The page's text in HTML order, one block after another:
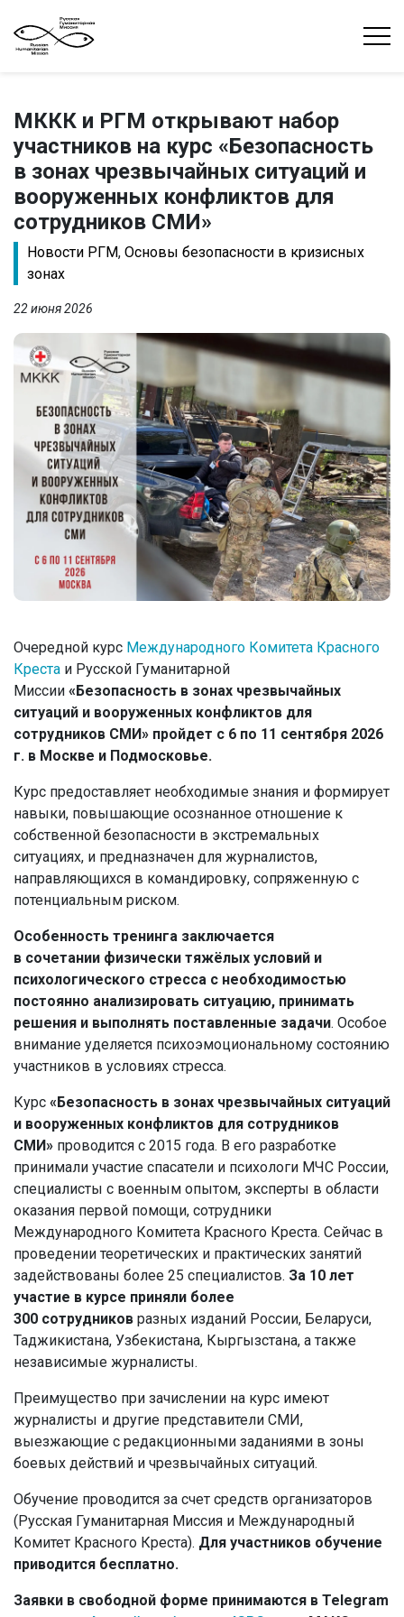
МККК и РГМ открывают набор
участников на курс «Безопасность
в зонах чрезвычайных ситуаций и
вооруженных конфликтов для
сотрудников СМИ»
Новости РГМ, Основы безопасности в кризисных
зонах
22 июня 2026
Очередной курс Международного Комитета Красного
Креста и Русской Гуманитарной
Миссии «Безопасность в зонах чрезвычайных
ситуаций и вооруженных конфликтов для
сотрудников СМИ» пройдет с 6 по 11 сентября 2026
г. в Москве и Подмосковье.
Курс предоставляет необходимые знания и формирует
навыки, повышающие осознанное отношение к
собственной безопасности в экстремальных
ситуациях, и предназначен для журналистов,
направляющихся в командировку, сопряженную с
потенциальным риском.
Особенность тренинга заключается
в сочетании физически тяжёлых условий и
психологического стресса с необходимостью
постоянно анализировать ситуацию, принимать
решения и выполнять поставленные задачи. Особое
внимание уделяется психоэмоциональному состоянию
участников в условиях стресса.
Курс «Безопасность в зонах чрезвычайных ситуаций
и вооруженных конфликтов для сотрудников
СМИ» проводится с 2015 года. В его разработке
принимали участие спасатели и психологи МЧС России,
специалисты с военным опытом, эксперты в области
оказания первой помощи, сотрудники
Международного Комитета Красного Креста. Сейчас в
проведении теоретических и практических занятий
задействованы более 25 специалистов. За 10 лет
участие в курсе приняли более
300 сотрудников разных изданий России, Беларуси,
Таджикистана, Узбекистана, Кыргызстана, а также
независимые журналисты.
Преимущество при зачислении на курс имеют
журналисты и другие представители СМИ,
выезжающие с редакционными заданиями в зоны
боевых действий и чрезвычайных ситуаций.
Обучение проводится за счет средств организаторов
(Русская Гуманитарная Миссия и Международный
Комитет Красного Креста). Для участников обучение
приводится бесплатно.
Заявки в свободной форме принимаются в Telegram